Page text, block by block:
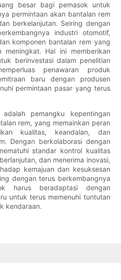
besar bagi pemasok untuk
permintaan akan bantalan rem
berkelanjutan. Seiring dengan
industri otomotif,
komponen bantalan rem yang
meningkat. Hal ini memberikan
berinvestasi dalam penelitian
penawaran produk
baru dengan produsen
permintaan pasar yang terus
adalah pemangku kepentingan
rem, yang memainkan peran
kualitas, keandalan, dan
Dengan berkolaborasi dengan
standar kontrol kualitas
dan menerima inovasi,
kemajuan dan kesuksesan
dengan terus berkembangnya
harus beradaptasi dengan
untuk terus memenuhi tuntutan
kendaraan.